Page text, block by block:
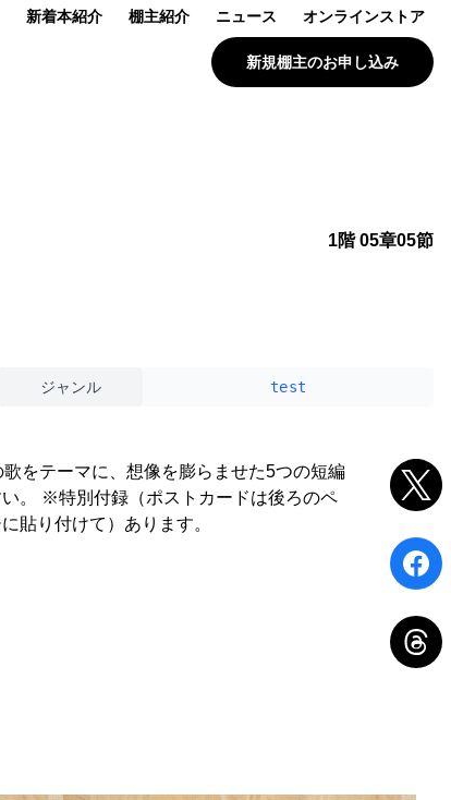
新着本紹介 棚主紹介 ニュース オンラインストア
新規棚主のお申し込み
1階 05章05節
ジャンル test
をテーマに、想像を膨らませた5つの短編
。 ※特別付録（ポストカードは後ろのペ
貼り付けて）あります。